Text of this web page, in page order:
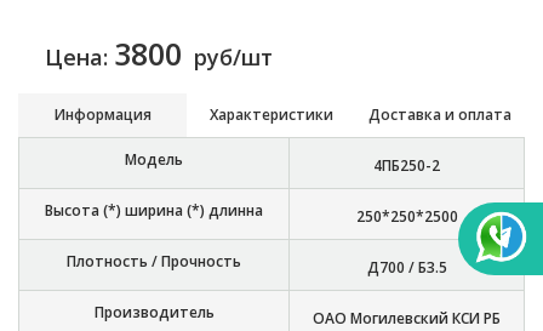
Цена: 3800 руб/шт
Информация Характеристики Доставка и оплата
Модель 4ПБ250-2
Высота (*) ширина (*) длинна 250*250*2500
Плотность / Прочность Д700 / Б3.5
Производитель ОАО Могилевский КСИ РБ